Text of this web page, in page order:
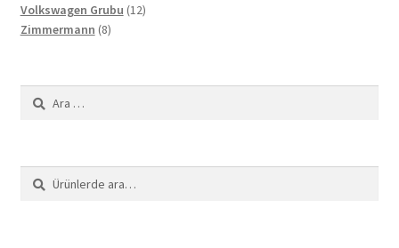
Volkswagen Grubu 1212
Zimmermann 88
Arama:
Ara:
Ara